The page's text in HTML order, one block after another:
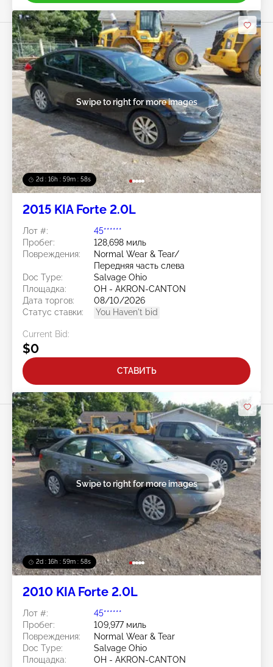
2d : 16h : 59m : 55s
Swipe to right for more images
2015 KIA Forte 2.0L
Лот #:
45******
Пробег:
128,698 миль
Повреждения:
Normal Wear & Tear/
Передняя часть слева
Doc Type:
Salvage Ohio
Площадка:
OH - AKRON-CANTON
Дата торгов:
08/10/2026
Статус ставки:
You Haven't bid
Current Bid:
$0
СТАВИТЬ
2d : 16h : 59m : 55s
Swipe to right for more images
2010 KIA Forte 2.0L
Лот #:
45******
Пробег:
109,977 миль
Повреждения:
Normal Wear & Tear
Doc Type:
Salvage Ohio
Площадка:
OH - AKRON-CANTON